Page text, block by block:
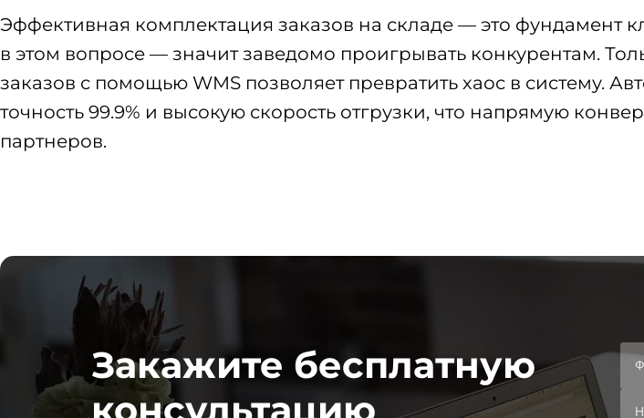
Эффективная комплектация заказов на складе — это фундамент
в этом вопросе — значит заведомо проигрывать конкурентам.
заказов с помощью WMS позволяет превратить хаос в систему.
точность 99.9% и высокую скорость отгрузки, что напрямую
партнеров.
Закажите бесплатную